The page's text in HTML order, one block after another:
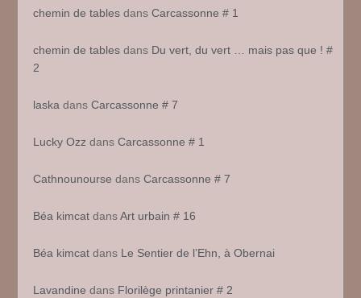
chemin de tables dansCarcassonne # 1
chemin de tables dans Du vert, du vert … mais pas que ! #
2
laska dansCarcassonne # 7
Lucky Ozz dansCarcassonne # 1
Cathnounourse dansCarcassonne # 7
Béa kimcat dansArt urbain # 16
Béa kimcat dans Le Sentier de l’Ehn, à Obernai
Lavandine dans Florilège printanier # 2